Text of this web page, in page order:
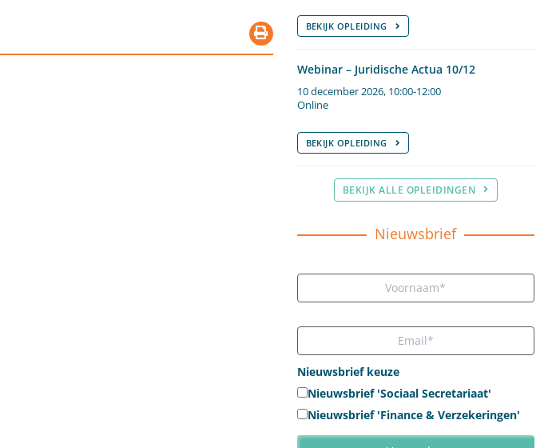
BEKIJK OPLEIDING
Webinar – Juridische Actua 10/12
10 december 2026, 10:00-12:00
Online
BEKIJK OPLEIDING
BEKIJK ALLE OPLEIDINGEN
Nieuwsbrief
Nieuwsbrief keuze
Nieuwsbrief 'Sociaal Secretariaat'
Nieuwsbrief 'Finance & Verzekeringen'